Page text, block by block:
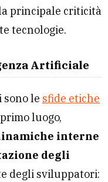
principale criticità
tecnologie.
Artificiale
sono le sfide etiche
luogo,
interne
degli
degli sviluppatori: